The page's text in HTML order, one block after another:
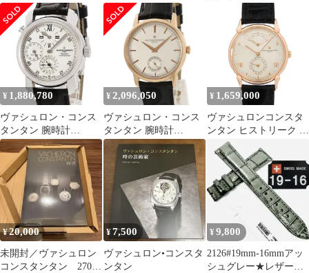
鑑定済み ブランド
鑑定済み ブランド
47101/1 鑑定済み ブラ
¥ 1,880,780
ヴァシュロン・コンス
タンタン 腕時計
42005/000G-8900 鑑定
済み ブランド
¥ 2,096,050
ヴァシュロン・コンス
タンタン 腕時計
82172/000R-9382 鑑定済
み ブランド
¥ 1,659,000
ヴァシュロンコンスタ
ンタン ヒストリーク ト
ゥールドイル
48100/000R-7626 中古
メンズ
¥20,000
未開封／ヴァシュロン
コンスタンタン 270周
¥7,500
ヴァシュロン•コンスタ
ンタン
¥9,800
2126#19mm-16mmアッ
シュグレー★レザーベ